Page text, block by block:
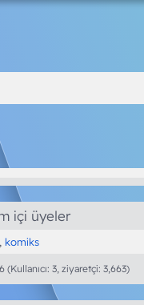
içi üyeler
komiks
(Kullanıcı: 3, ziyaretçi: 3,663)